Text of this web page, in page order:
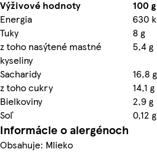
Výživové hodnoty
100
Energia
630
Tuky
8 g
z toho nasýtené mastné
kyseliny
5,4 g
Sacharidy
16,8 g
z toho cukry
14,1 g
Bielkoviny
2,9 g
Soľ
0,12 g
Informácie o alergénoch
Obsahuje: Mlieko